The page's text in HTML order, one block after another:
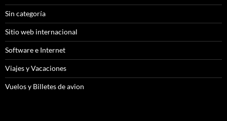
Sin categoría
Sitio web internacional
Software e Internet
Viajes y Vacaciones
Vuelos y Billetes de avion